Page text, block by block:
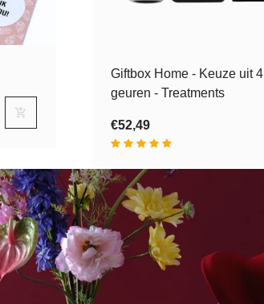
Giftbox Home - Keuze uit 4
geuren - Treatments
€52,49